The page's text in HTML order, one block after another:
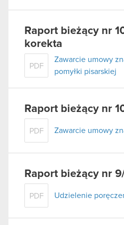
Raport bieżący nr
korekta
PDF
Zawarcie umowy
pomyłki pisarskiej
Raport bieżący nr
PDF Zawarcie umowy
Raport bieżący nr
PDF Udzielenie